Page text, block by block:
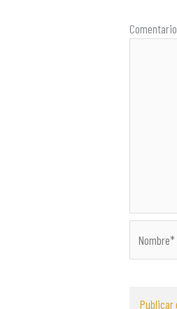
Comentario